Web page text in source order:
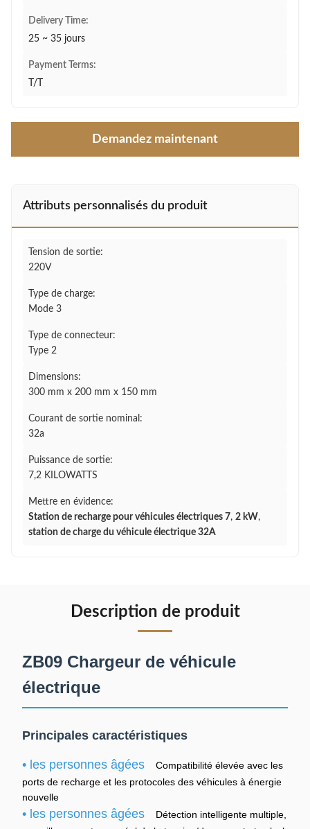
Delivery Time:
25 ~ 35 jours
Payment Terms:
T/T
Demandez maintenant
Attributs personnalisés du produit
Tension de sortie:
220V
Type de charge:
Mode 3
Type de connecteur:
Type 2
Dimensions:
300 mm x 200 mm x 150 mm
Courant de sortie nominal:
32a
Puissance de sortie:
7,2 KILOWATTS
Mettre en évidence:
Station de recharge pour véhicules électriques 7, 2 kW,
station de charge du véhicule électrique 32A
Description de produit
ZB09 Chargeur de véhicule
électrique
Principales caractéristiques
• les personnes âgées
Compatibilité élevée avec les
ports de recharge et les protocoles des véhicules à énergie
nouvelle
• les personnes âgées
Détection intelligente multiple,